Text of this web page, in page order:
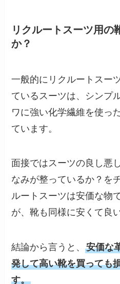
リクルートスーツ用の
か？
一般的にリクルートスー
ているスーツは、シンプ
ワに強い化学繊維を使っ
ています。
面接ではスーツの良し悪
なみが整っているか？を
ルートスーツは安価な物
が、靴も同様に安くて良
結論から言うと、安価な
発して高い靴を買っても
す。